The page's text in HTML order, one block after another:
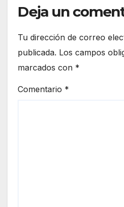
Deja un
Tu dirección de correo
publicada. Los campos
marcados con *
Comentario *